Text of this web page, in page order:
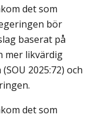
det som
bör
baserat på
mer likvärdig
2025:72) och
det som